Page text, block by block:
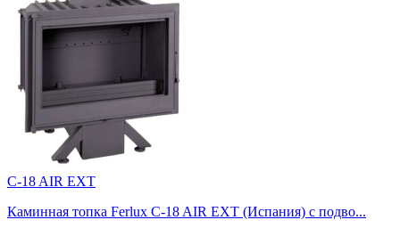
C-18 AIR EXT
Каминная топка Ferlux C-18 AIR EXT (Испания) с подво...